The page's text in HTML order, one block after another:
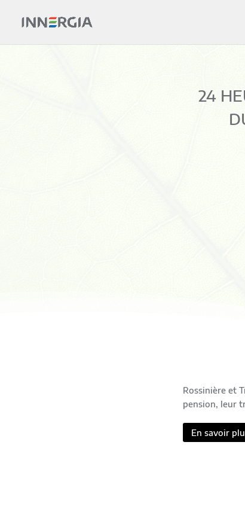
24
Rossinière et
pension, leur
En savoir